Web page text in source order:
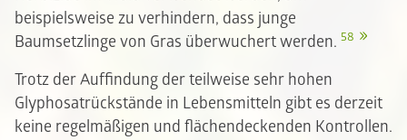
beispielsweise zu verhindern, dass junge
Baumsetzlinge von Gras überwuchert werden. 58
Trotz der Auffindung der teilweise sehr hohen
Glyphosatrückstände in Lebensmitteln gibt es derzeit
keine regelmäßigen und flächendeckenden Kontrollen.